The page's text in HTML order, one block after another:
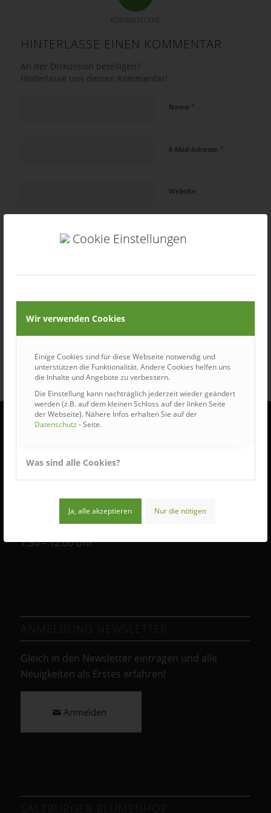
Cookie Einstellungen
Wir verwenden Cookies
Einige Cookies sind für diese Webseite notwendig und
unterstützen die Funktionalität. Andere Cookies helfen uns
die Inhalte und Angebote zu verbessern.
Die Einstellung kann nachträglich jederzeit wieder geändert
werden (z.B. auf dem kleinen Schloss auf der linken Seite
der Webseite). Nähere Infos erhalten Sie auf der
Datenschutz - Seite.
Was sind alle Cookies?
Ja, alle akzeptieren Nur die nötigen
HINTERLASSE EINEN KOMMENTAR
An der Diskussion beteiligen?
Hinterlasse uns deinen Kommentar!
Name *
E-Mail-Adresse *
Website
Wir haben für Sie geöffnet:
Montag bis Donnerstag:
7:30 – 16:30 Uhr
7:30 – 12:00 Uhr
Gleich in den Newsletter eintragen und alle
Neuigkeiten als Erstes erfahren!
Anmelden